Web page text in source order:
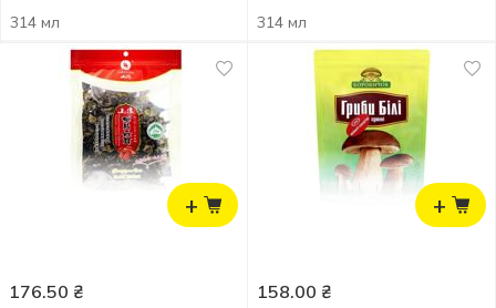
314 мл 314 мл
+
176.50 ₴
+
158.00 ₴